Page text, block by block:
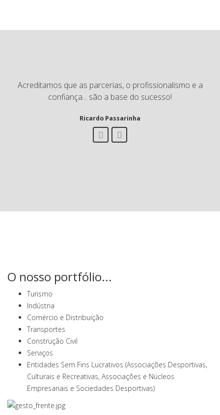
Acreditamos que as parcerias, o profissionalismo e a
confiança... são a base do sucesso!
Ricardo Passarinha
O nosso portfólio...
Turismo
Indústria
Comércio e Distribuição
Transportes
Construção Civil
Serviços
Entidades Sem Fins Lucrativos (Associações Desportivas,
Culturais e Recreativas, Associações e Núcleos
Empresariais e Sociedades Desportivas)